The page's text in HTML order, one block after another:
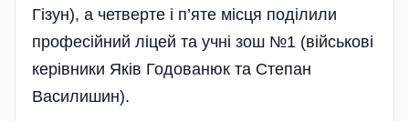
Гізун), а четверте і п’яте місця поділили
професійний ліцей та учні зош №1 (військові
керівники Яків Годованюк та Степан
Василишин).